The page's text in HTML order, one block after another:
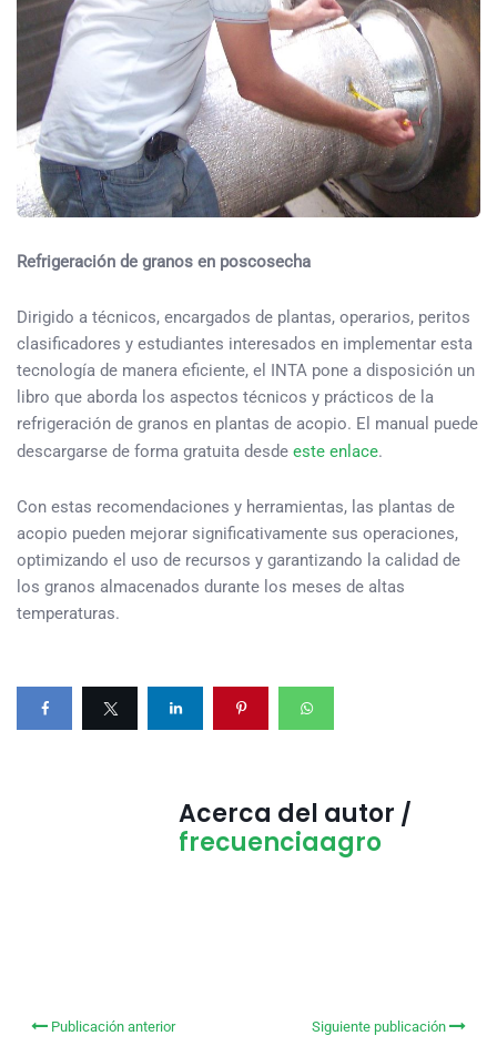
Refrigeración de granos en poscosecha
Dirigido a técnicos, encargados de plantas, operarios, peritos
clasificadores y estudiantes interesados en implementar esta
tecnología de manera eficiente, el INTA pone a disposición un
libro que aborda los aspectos técnicos y prácticos de la
refrigeración de granos en plantas de acopio. El manual puede
descargarse de forma gratuita desde este enlace.
Con estas recomendaciones y herramientas, las plantas de
acopio pueden mejorar significativamente sus operaciones,
optimizando el uso de recursos y garantizando la calidad de
los granos almacenados durante los meses de altas
temperaturas.
Acerca del autor /
frecuenciaagro
Publicación anterior Siguiente publicación